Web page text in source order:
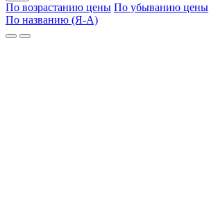
По возрастанию цены По убыванию цены
По названию (Я-А)